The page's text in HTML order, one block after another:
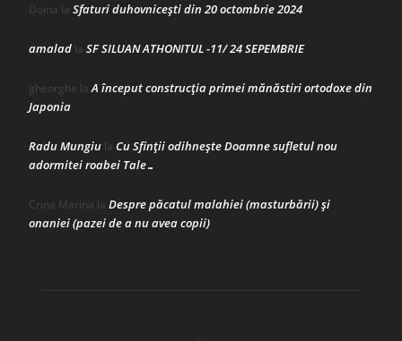
Doina la Sfaturi duhovnicești din 20 octombrie 2024
amalad la SF SILUAN ATHONITUL -11/ 24 SEPEMBRIE
gheorghe laA început construcţia primei mănăstiri ortodoxe din
Japonia
Radu Mungiu la Cu Sfinții odihnește Doamne sufletul nou
adormitei roabei Tale…
Crina Marina la Despre păcatul malahiei (masturbării) şi
onaniei (pazei de a nu avea copii)